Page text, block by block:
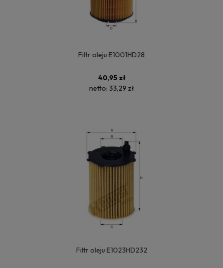
Filtr oleju E1001HD28
40,95 zł
netto: 33,29 zł
Filtr oleju E1023HD232